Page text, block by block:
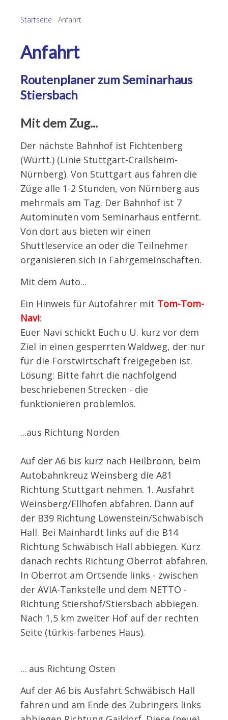
Startseite Anfahrt
Anfahrt
Routenplaner zum Seminarhaus
Stiersbach
Mit dem Zug...
Der nächste Bahnhof ist Fichtenberg
(Württ.) (Linie Stuttgart-Crailsheim-
Nürnberg). Von Stuttgart aus fahren die
Züge alle 1-2 Stunden, von Nürnberg aus
mehrmals am Tag. Der Bahnhof ist 7
Autominuten vom Seminarhaus entfernt.
Von dort aus bieten wir einen
Shuttleservice an oder die Teilnehmer
organisieren sich in Fahrgemeinschaften.
Mit dem Auto...
Ein Hinweis für Autofahrer mit Tom-Tom-
Navi:
Euer Navi schickt Euch u.U. kurz vor dem
Ziel in einen gesperrten Waldweg, der nur
für die Forstwirtschaft freigegeben ist.
Lösung: Bitte fahrt die nachfolgend
beschriebenen Strecken - die
funktionieren problemlos.
...aus Richtung Norden
Auf der A6 bis kurz nach Heilbronn, beim
Autobahnkreuz Weinsberg die A81
Richtung Stuttgart nehmen. 1. Ausfahrt
Weinsberg/Ellhofen abfahren. Dann auf
der B39 Richtung Löwenstein/Schwäbisch
Hall. Bei Mainhardt links auf die B14
Richtung Schwäbisch Hall abbiegen. Kurz
danach rechts Richtung Oberrot abfahren.
In Oberrot am Ortsende links - zwischen
der AVIA-Tankstelle und dem NETTO -
Richtung Stiershof/Stiersbach abbiegen.
Nach 1,5 km zweiter Hof auf der rechten
Seite (türkis-farbenes Haus).
... aus Richtung Osten
Auf der A6 bis Ausfahrt Schwäbisch Hall
fahren und am Ende des Zubringers links